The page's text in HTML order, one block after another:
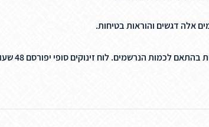
אלה דגשים והוראות בטיחות.
הנרשמים. לוח זינוקים סופי יפורסם 48 שעות לכל הפחות לפני התחרות.